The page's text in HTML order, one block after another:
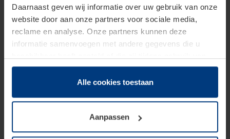
Daarnaast geven wij informatie over uw gebruik van onze
website door aan onze partners voor sociale media,
reclame en analyse. Onze partners kunnen deze
informatie samenvoegen met andere gegevens die u
hun diensten hebben verzameld.
Juridisch hebben wij het recht om cookies op uw
van deze pagina's absoluut vereist is. Voor alle andere
soorten cookies is uw toestemming benodigd. Uw
toestemming kunt u op elk moment bij de uitleg van de
Alle cookies toestaan
Aanpassen